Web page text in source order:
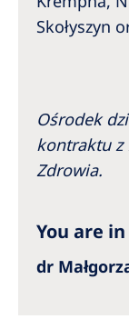
Skołyszyn
Ośrodek
kontraktu z
Zdrowia.
You are
dr